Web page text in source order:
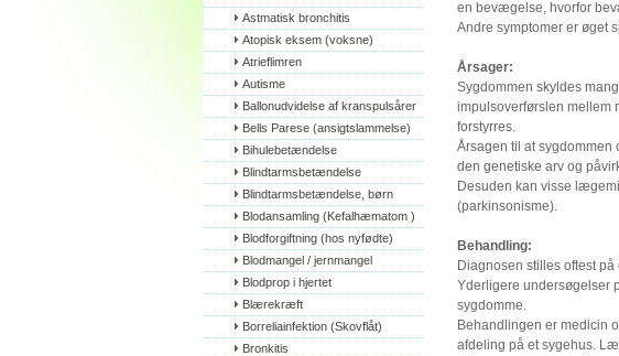
Astmatisk bronchitis
Atopisk eksem (voksne)
Atrieflimren
Autisme
Ballonudvidelse af kranspulsårer
Bells Parese (ansigtslammelse)
Bihulebetændelse
Blindtarmsbetændelse
Blindtarmsbetændelse, børn
Blodansamling (Kefalhæmatom )
Blodforgiftning (hos nyfødte)
Blodmangel / jernmangel
Blodprop i hjertet
Blærekræft
Borreliainfektion (Skovflåt)
Bronkitis
en bevægelse, hvorfor
Andre symptomer er øget
Årsager:
Sygdommen skyldes
impulsoverførslen mellem
forstyrres.
Årsagen til at sygdommen
den genetiske arv og
Desuden kan visse
(parkinsonisme).
Behandling:
Diagnosen stilles oftest
Yderligere undersøgelser
sygdomme.
Behandlingen er medicin
afdeling på et sygehus.